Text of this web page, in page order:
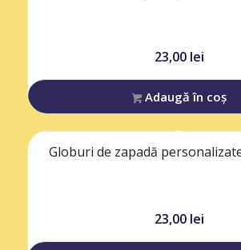
23,00 lei
Adaugă în coș
Globuri de zapadă
23,00 lei